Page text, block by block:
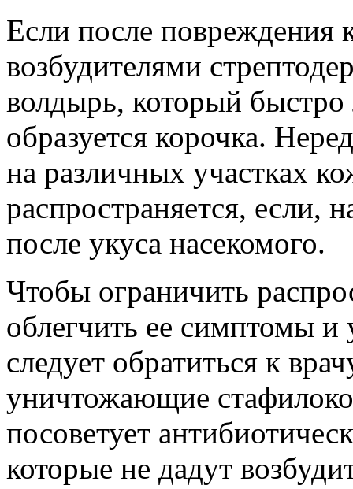
Если после повреждения
возбудителями
волдырь, который быстро
образуется корочка.
на различных участках
распространяется, если,
после укуса насекомого.
Чтобы ограничить
облегчить ее симптомы и
следует обратиться к
уничтожающие
посоветует
которые не дадут